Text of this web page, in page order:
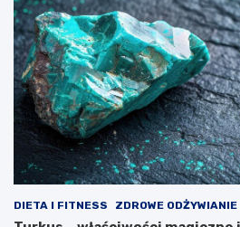
DIETA I FITNESS ZDROWE ODŻYWIANIE